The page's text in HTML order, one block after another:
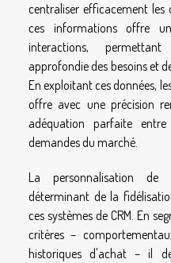
centraliser efficacement les
ces informations offre
interactions,
approfondie des besoins et
En exploitant ces données,
offre avec une précision
adéquation parfaite
demandes du marché.
La personnalisation de
déterminant de la
ces systèmes de CRM. En
critères –
historiques d'achat – il